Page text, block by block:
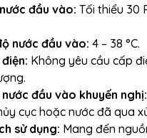
đầu vào: Tối thiểu 30
nước đầu vào: 4 – 38 °C.
Không yêu cầu cấp
đầu vào khuyến nghị:
cục hoặc nước đã qua
sử dụng: Mang đến